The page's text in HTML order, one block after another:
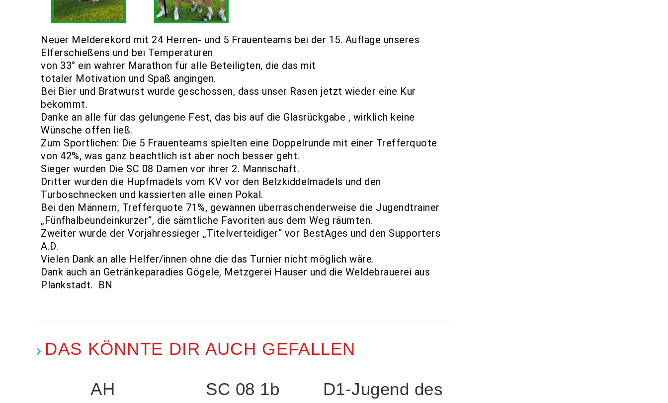
Neuer Melderekord mit 24 Herren- und 5 Frauenteams bei der 15. Auflage unseres
Elferschießens und bei Temperaturen
von 33° ein wahrer Marathon für alle Beteiligten, die das mit
totaler Motivation und Spaß angingen.
Bei Bier und Bratwurst wurde geschossen, dass unser Rasen jetzt wieder eine Kur
bekommt.
Danke an alle für das gelungene Fest, das bis auf die Glasrückgabe , wirklich keine
Wünsche offen ließ.
Zum Sportlichen: Die 5 Frauenteams spielten eine Doppelrunde mit einer Trefferquote
von 42%, was ganz beachtlich ist aber noch besser geht.
Sieger wurden Die SC 08 Damen vor ihrer 2. Mannschaft.
Dritter wurden die Hupfmädels vom KV vor den Belzkiddelmädels und den
Turboschnecken und kassierten alle einen Pokal.
Bei den Männern, Trefferquote 71%, gewannen überraschenderweise die Jugendtrainer
„Fünfhalbeundeinkurzer“, die sämtliche Favoriten aus dem Weg räumten.
Zweiter wurde der Vorjahressieger „Titelverteidiger“ vor BestAges und den Supporters
A.D.
Vielen Dank an alle Helfer/innen ohne die das Turnier nicht möglich wäre.
Dank auch an Getränkeparadies Gögele, Metzgerei Hauser und die Weldebrauerei aus
Plankstadt. BN
DAS KÖNNTE DIR AUCH GEFALLEN
AH
SC 08 1b
D1-Jugend des